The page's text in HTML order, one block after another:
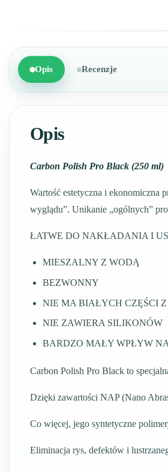
Opis Recenzje
Opis
Carbon Polish Pro Black (250 ml)
Wartość estetyczna i ekonomiczna
wyglądu”. Unikanie „ogólnych”
ŁATWE DO NAKŁADANIA I
MIESZALNY Z WODĄ
BEZWONNY
NIE MA BIAŁYCH CZĘŚCI
NIE ZAWIERA SILIKONÓW
BARDZO MAŁY WPŁYW
Carbon Polish Pro Black to
Dzięki zawartości NAP (Nano
Co więcej, jego syntetyczne
Eliminacja rys, defektów i